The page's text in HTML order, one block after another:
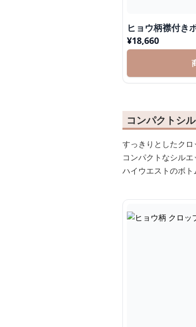
ヒョウ柄襟付き
¥18,660
コンパクトシ
すっきりとしたクロ
コンパクトなシル
ハイウエストのボト